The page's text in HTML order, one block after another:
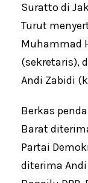
Suratto di
Turut
Muhammad
(sekretaris),
Andi Zabidi
Berkas
Barat
Partai
diterima